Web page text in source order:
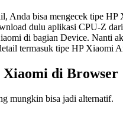
Anda bisa mengecek tipe HP
dulu aplikasi CPU-Z
di bagian Device. Nanti
termasuk tipe HP Xiaomi
Xiaomi di Browser
mungkin bisa jadi alternatif.